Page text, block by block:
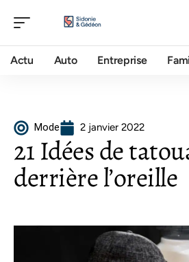
Actu Auto Entreprise
Mode 2 janvier 2022
21 Idées de
derrière l’oreille